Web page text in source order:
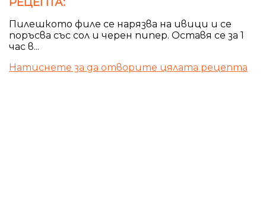
Пилешкото филе се нарязва на ивици и се
поръсва със сол и черен пипер. Оставя се за 1
час в...
Натиснете за да отворите цялата рецепта